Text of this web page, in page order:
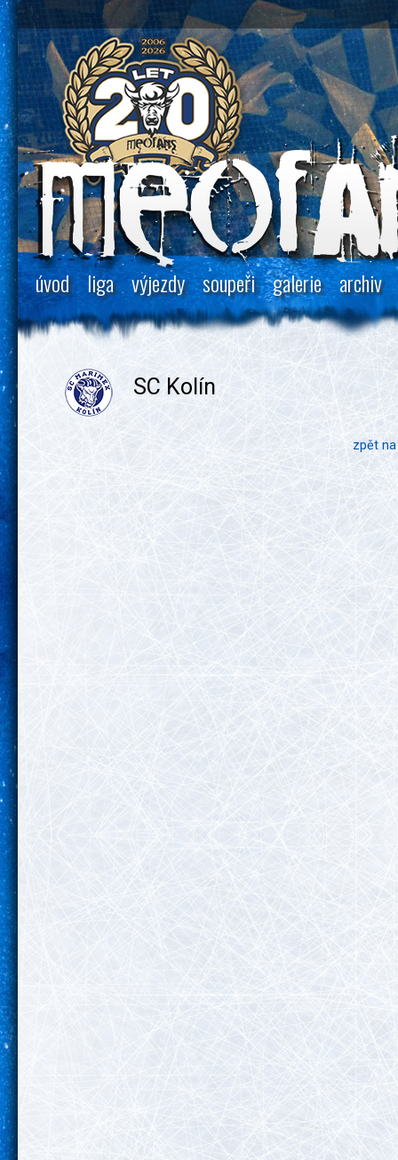
úvod liga výjezdy soupeři galerie archiv
SC Kolín
zpět